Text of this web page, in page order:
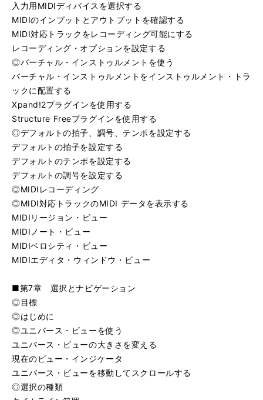
入力用MIDIディバイスを選択する
MIDIのインプットとアウトプットを確認する
MIDI対応トラックをレコーディング可能にする
レコーディング・オプションを設定する
◎バーチャル・インストゥルメントを使う
バーチャル・インストゥルメントをインストゥルメント・トラ
ックに配置する
Xpand!2プラグインを使用する
Structure Freeプラグインを使用する
◎デフォルトの拍子、調号、テンポを設定する
デフォルトの拍子を設定する
デフォルトのテンポを設定する
デフォルトの調号を設定する
◎MIDIレコーディング
◎MIDI対応トラックのMIDI データを表示する
MIDIリージョン・ビュー
MIDIノート・ビュー
MIDIベロシティ・ビュー
MIDIエディタ・ウィンドウ・ビュー
■第7章 選択とナビゲーション
◎目標
◎はじめに
◎ユニバース・ビューを使う
ユニバース・ビューの大きさを変える
現在のビュー・インジケータ
ユニバース・ビューを移動してスクロールする
◎選択の種類